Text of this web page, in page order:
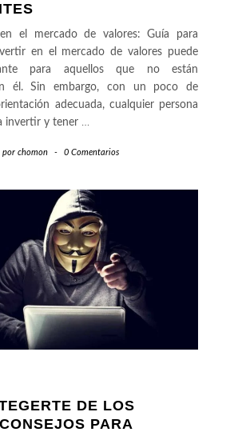
el mercado de valores: Guía para
en el mercado de valores puede
para aquellos que no están
él. Sin embargo, con un poco de
adecuada, cualquier persona
invertir y tener …
por chomon - 0 Comentarios
DE LOS
PARA